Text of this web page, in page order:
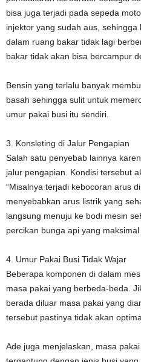
bisa juga terjadi pada sepeda
injektor yang sudah aus,
dalam ruang bakar tidak lagi
bakar tidak akan bisa bercampur
Bensin yang terlalu banyak
basah sehingga sulit untuk
umur pakai busi itu sendiri.
3. Konsleting di Jalur Pengapian
Salah satu penyebab lainnya
jalur pengapian. Kondisi tersebut
“Misalnya terjadi kebocoran arus
menyebabkan arus listrik yang
langsung menuju ke bodi mesin
percikan bunga api yang
4. Umur Pakai Busi Tidak Wajar
Beberapa komponen di dalam
masa pakai yang berbeda-beda.
berada diluar masa pakai yang
tersebut pastinya tidak akan
Ade juga menjelaskan, masa